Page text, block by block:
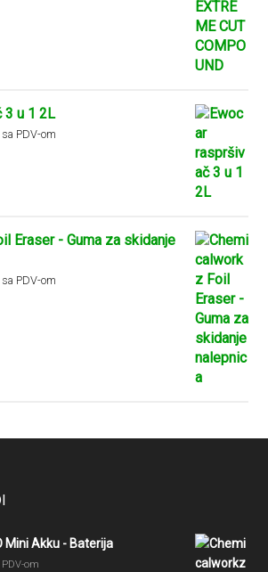
3 u 1 2L
sa PDV-om
Eraser - Guma za skidanje
sa PDV-om
Mini Akku - Baterija
om